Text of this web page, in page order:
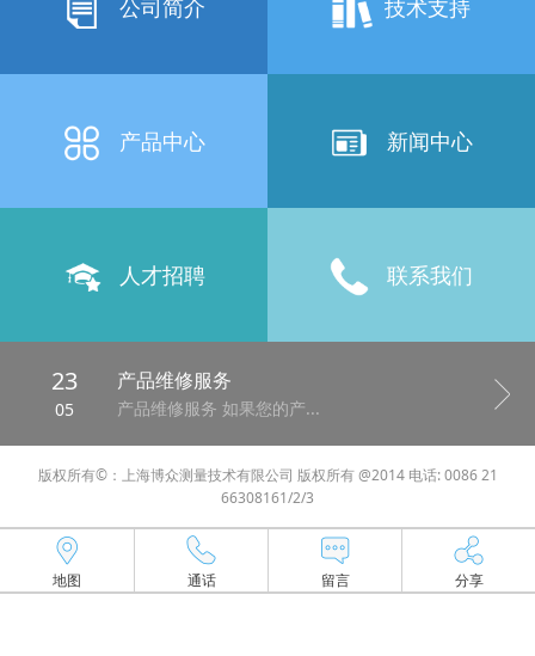
公司简介 技术支持
产品中心 新闻中心
人才招聘 联系我们
23
05
产品维修服务
产品维修服务 如果您的产...
版权所有©：上海博众测量技术有限公司 版权所有 @2014 电话: 0086 21
66308161/2/3
地图 通话 留言 分享